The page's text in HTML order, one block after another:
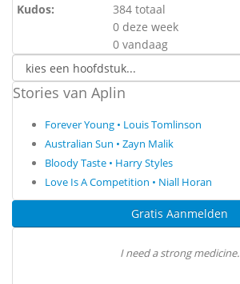
Kudos:
384 totaal
0 deze week
0 vandaag
Stories van Aplin
Forever Young • Louis Tomlinson
Australian Sun • Zayn Malik
Bloody Taste • Harry Styles
Love Is A Competition • Niall Horan
Gratis Aanmelden
I need a strong medicine.